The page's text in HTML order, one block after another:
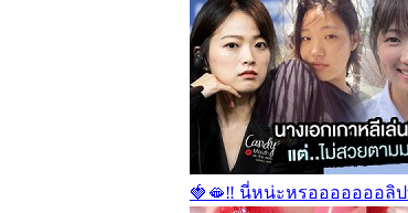
🍓🫦‼ นี่หน่ะหรอออออออลิ